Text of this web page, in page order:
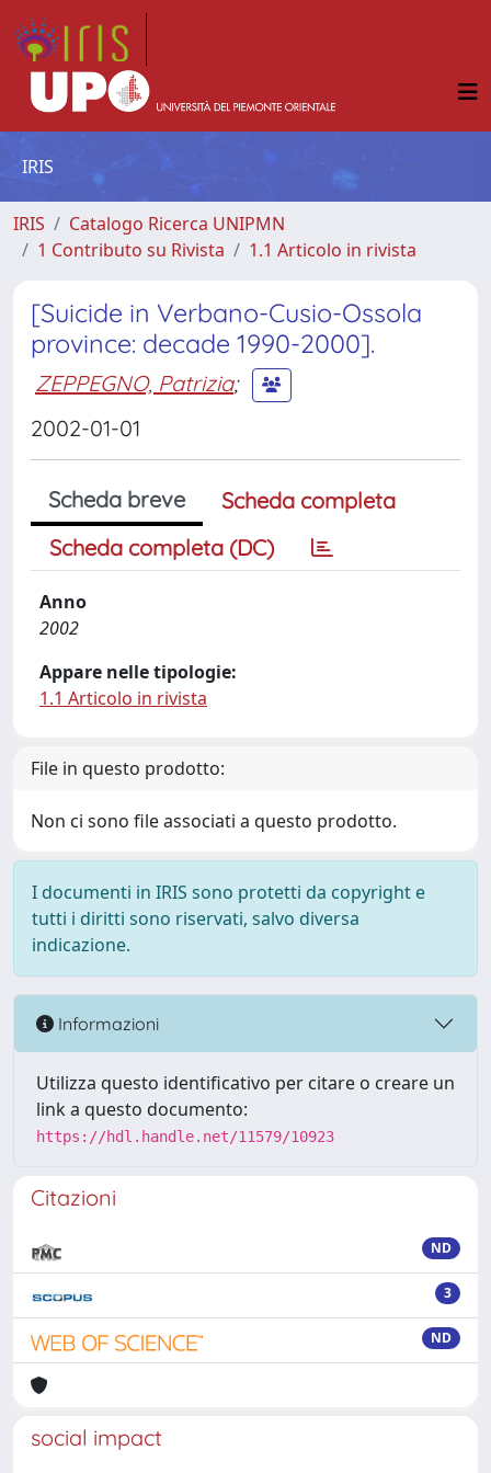
IRIS
IRIS
Catalogo Ricerca UNIPMN
1 Contributo su Rivista
1.1 Articolo in rivista
[Suicide in Verbano-Cusio-Ossola
province: decade 1990-2000].
ZEPPEGNO, Patrizia;
2002-01-01
Scheda breve
Scheda completa
Scheda completa (DC)
Anno
2002
Appare nelle tipologie:
1.1 Articolo in rivista
File in questo prodotto:
Non ci sono file associati a questo prodotto.
I documenti in IRIS sono protetti da copyright e
tutti i diritti sono riservati, salvo diversa
indicazione.
Informazioni
Utilizza questo identificativo per citare o creare un
link a questo documento:
https://hdl.handle.net/11579/10923
Citazioni
ND
3
ND
social impact